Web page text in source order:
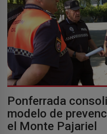
Ponferrada
modelo de
el Monte Pajariel